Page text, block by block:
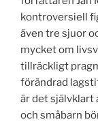
kontroversiell
även tre sjuor
mycket om
tillräckligt
förändrad
är det
och småbarn